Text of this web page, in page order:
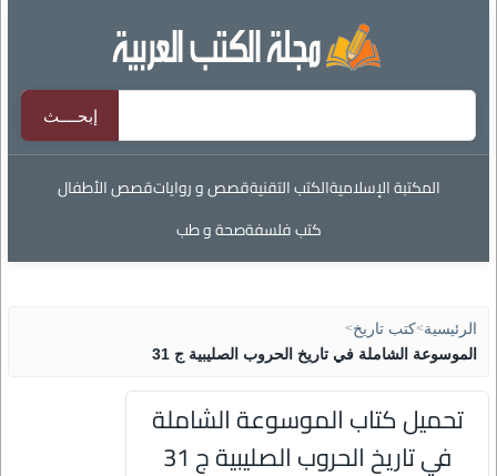
المكتبة الإسلاميةالكتب التقنيةقصص و رواياتقصص الأطفال
كتب فلسفةصحة و طب
الرئيسية>كتب تاريخ>
الموسوعة الشاملة في تاريخ الحروب الصليبية ج 31
تحميل كتاب الموسوعة الشاملة
في تاريخ الحروب الصليبية ج 31